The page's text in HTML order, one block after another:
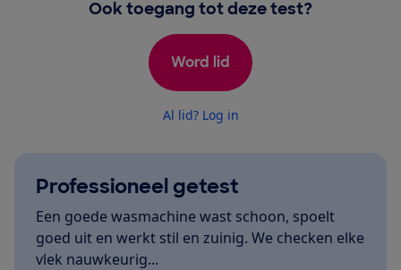
Ook toegang tot deze test?
Word lid
Al lid? Log in
Professioneel getest
Een goede wasmachine wast schoon, spoelt
goed uit en werkt stil en zuinig. We checken elke
vlek nauwkeurig...